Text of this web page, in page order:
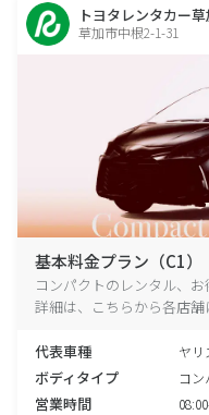
トヨタレンタカー
草加市中根2-1-31
基本料金プラン（C1）
コンパクトのレンタル、
詳細は、こちらから各店舗
代表車種 ヤリ
ボディタイプ コン
営業時間